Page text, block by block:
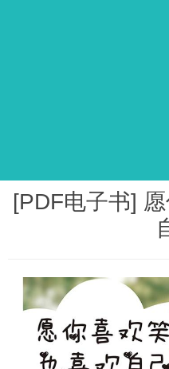
[PDF电子书]